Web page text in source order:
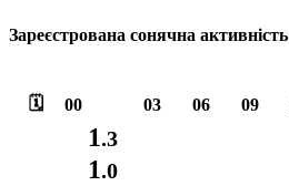
Зареєстрована сонячна активність
🗓️ 00 03 06 09
1.3
1.0